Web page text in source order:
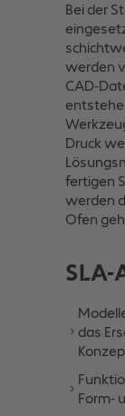
Bei der
werden
CAD-
Druck
fertigen
werden
Ofen
das
Form-